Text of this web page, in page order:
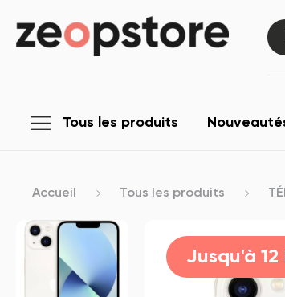
Tous les produits
Accueil Tous les produits